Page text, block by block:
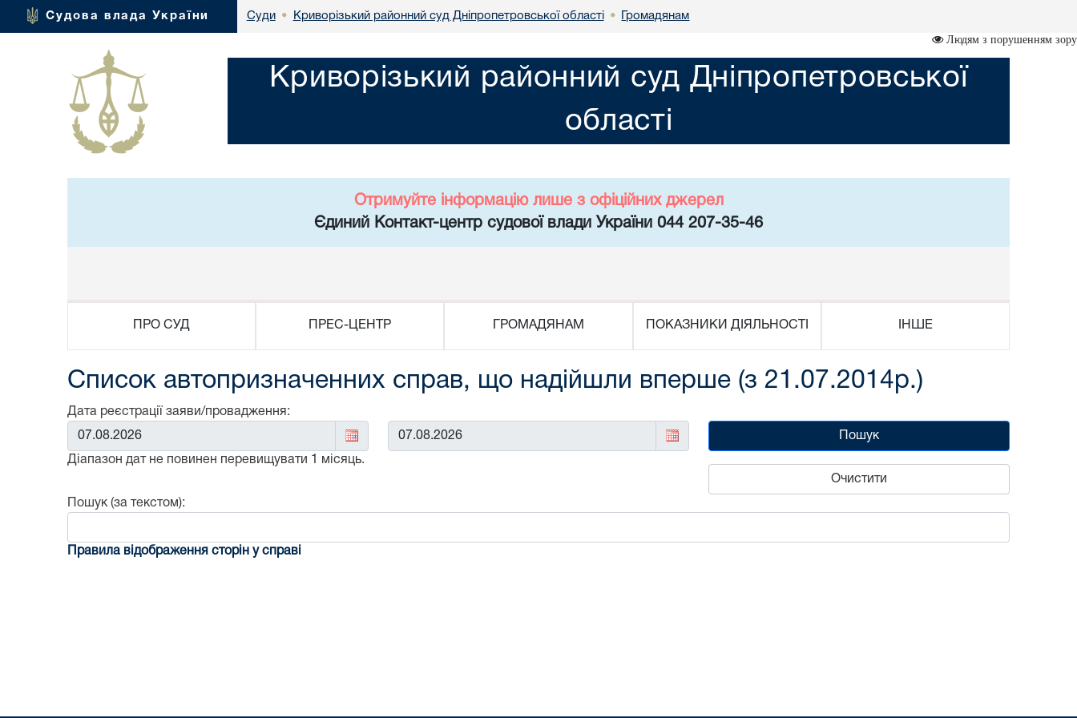
Судова влада України Суди • Криворізький районний суд Дніпропетровської області • Громадянам
Людям з порушенням зору
Криворізький районний суд Дніпропетровської
області
Отримуйте інформацію лише з офіційних джерел
Єдиний Контакт-центр судової влади України 044 207-35-46
ПРО СУД ПРЕС-ЦЕНТР ГРОМАДЯНАМ ПОКАЗНИКИ ДІЯЛЬНОСТІ ІНШЕ
Список автопризначенних справ, що надійшли вперше (з 21.07.2014р.)
Дата реєстрації заяви/провадження:
Від: До:
Діапазон дат не повинен перевищувати 1 місяць.
Пошук
Очистити
Пошук (за текстом):
Правила відображення сторін у справі